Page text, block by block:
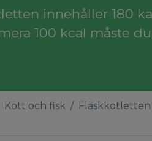
innehåller 180
100 kcal måste
Kött och fisk Fläskkotletten